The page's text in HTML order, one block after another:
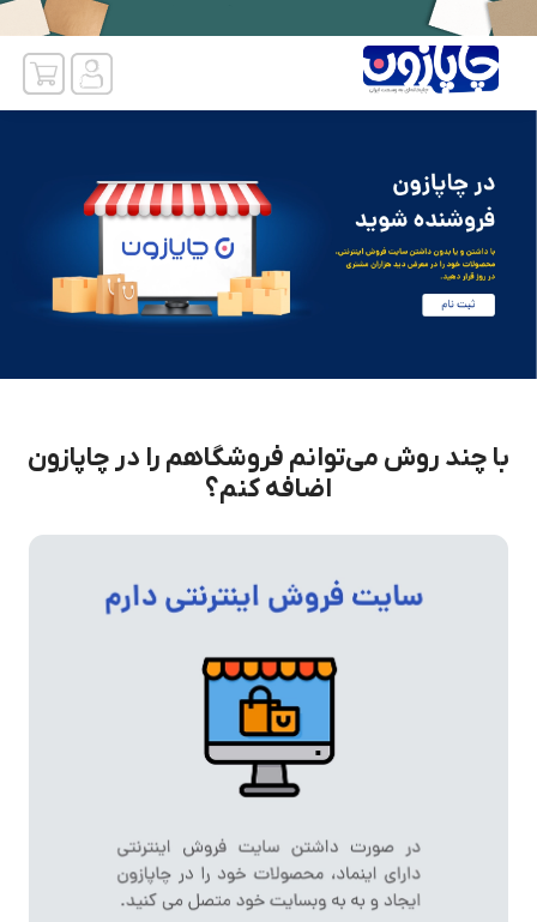
با چند روش می‌توانم فروشگاهم را در چاپازون
اضافه کنم؟